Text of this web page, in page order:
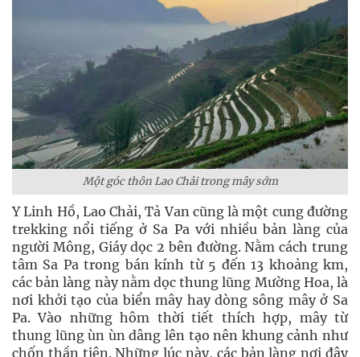
Một góc thôn Lao Chải trong mây sớm
Y Linh Hồ, Lao Chải, Tả Van cũng là một cung đường
trekking nổi tiếng ở Sa Pa với nhiều bản làng của
người Mông, Giáy dọc 2 bên đường. Nằm cách trung
tâm Sa Pa trong bán kính từ 5 đến 13 khoảng km,
các bản làng này nằm dọc thung lũng Mường Hoa, là
nơi khởi tạo của biển mây hay dòng sông mây ở Sa
Pa. Vào những hôm thời tiết thích hợp, mây từ
thung lũng ùn ùn dâng lên tạo nên khung cảnh như
chốn thần tiên. Những lúc này, các bản làng nơi đây